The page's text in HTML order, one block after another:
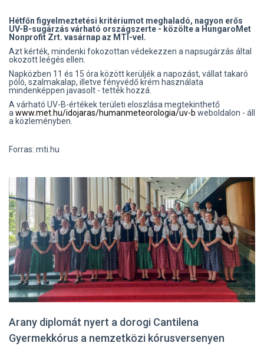
Hétfőn figyelmeztetési kritériumot meghaladó, nagyon erős
UV-B-sugárzás várható országszerte - közölte a HungaroMet
Nonprofit Zrt. vasárnap az MTI-vel.
Azt kérték, mindenki fokozottan védekezzen a napsugárzás által
okozott leégés ellen.
Napközben 11 és 15 óra között kerüljék a napozást, vállat takaró
póló, szalmakalap, illetve fényvédő krém használata
mindenképpen javasolt - tették hozzá.
A várható UV-B-értékek területi eloszlása megtekinthető
awww.met.hu/idojaras/humanmeteorologia/uv-b weboldalon - áll
a közleményben.
Forras: mti.hu
Arany diplomát nyert a dorogi Cantilena
Gyermekkórus a nemzetközi kórusversenyen